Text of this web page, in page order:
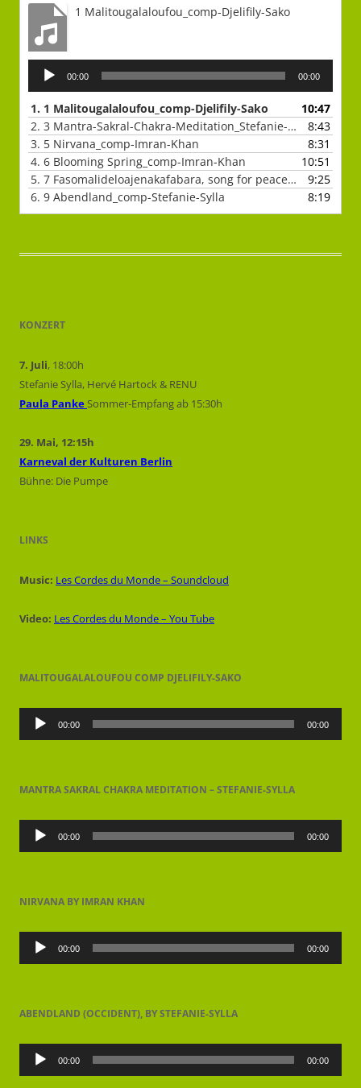
1 Malitougalaloufou_comp-Djelifily-Sako
Lecteur
audio
00:00 00:00
1. 1 Malitougalaloufou_comp-Djelifily-Sako
10:47
2. 3 Mantra-Sakral-Chakra-Meditation_Stefanie-Sylla
8:43
3. 5 Nirvana_comp-Imran-Khan
8:31
4. 6 Blooming Spring_comp-Imran-Khan
10:51
5. 7 Fasomalideloajenakafabara, song for peace_comp-Djelifily-Sako
9:25
6. 9 Abendland_comp-Stefanie-Sylla 8:19
KONZERT
7. Juli, 18:00h
Stefanie Sylla, Hervé Hartock & RENU
Paula PankeSommer-Empfang ab 15:30h
29. Mai, 12:15h
Karneval der Kulturen Berlin
Bühne: Die Pumpe
LINKS
Music: Les Cordes du Monde – Soundcloud
Video: Les Cordes du Monde– You Tube
MALITOUGALALOUFOU COMP DJELIFILY-SAKO
Lecteur
audio 00:00 00:00
MANTRA SAKRAL CHAKRA MEDITATION – STEFANIE-SYLLA
Lecteur
audio 00:00 00:00
NIRVANA BY IMRAN KHAN
Lecteur
audio 00:00 00:00
ABENDLAND (OCCIDENT), BY STEFANIE-SYLLA
Lecteur
audio 00:00 00:00